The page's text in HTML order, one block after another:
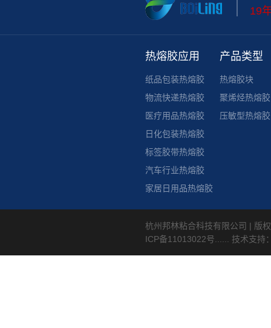
19
热熔胶应用
纸品包装热熔胶
物流快递热熔胶
医疗用品热熔胶
日化包装热熔胶
标签胶带热熔胶
汽车行业热熔胶
家居日用品热熔胶
产品类型
热熔胶块
聚烯烃热熔胶
压敏型热熔胶
杭州邦林粘合科技有限公司 | 版
ICP备11013022号 ...... 技术支持